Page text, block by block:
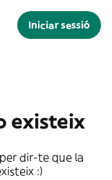
Iniciar sessió
existeix
dir-te que la
:)